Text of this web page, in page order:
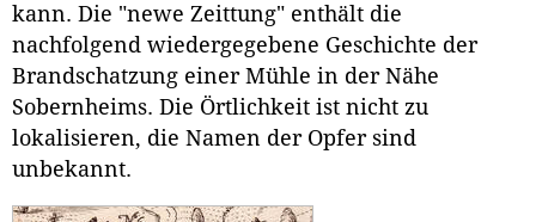
kann. Die "newe Zeittung" enthält die
nachfolgend wiedergegebene Geschichte der
Brandschatzung einer Mühle in der Nähe
Sobernheims. Die Örtlichkeit ist nicht zu
lokalisieren, die Namen der Opfer sind
unbekannt.